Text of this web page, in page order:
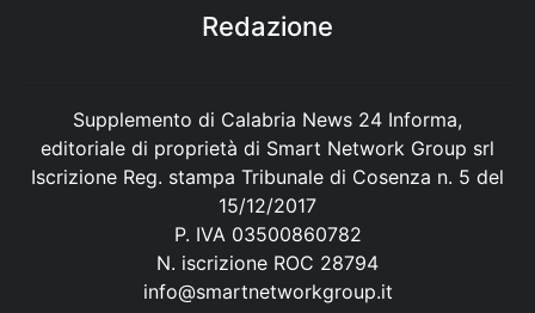
Redazione
Supplemento di Calabria News 24 Informa,
editoriale di proprietà di Smart Network Group srl
Iscrizione Reg. stampa Tribunale di Cosenza n. 5 del
15/12/2017
P. IVA 03500860782
N. iscrizione ROC 28794
info@smartnetworkgroup.it